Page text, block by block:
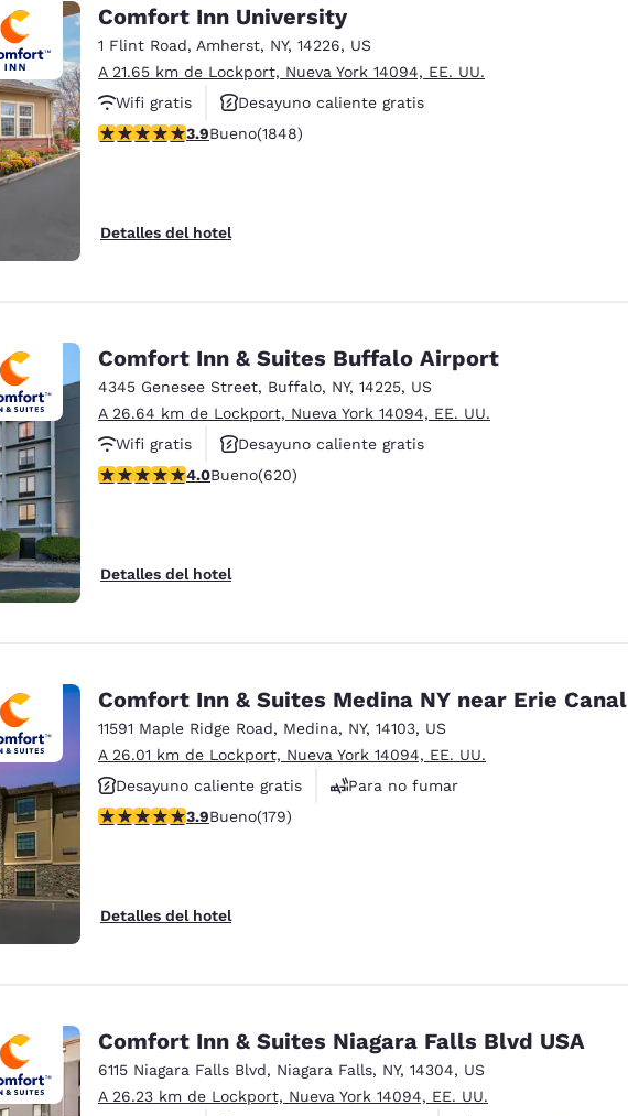
Français Español
Europa
Deutschland
Deutsch
Germany
English
Asia-Pacífico
Australia
English
India
English
Comfort Inn University
1 Flint Road, Amherst, NY, 14226, US
A 21.65 km de Lockport, Nueva York 14094, EE. UU.
Wifi gratis
Desayuno caliente gratis
Hoteles que aceptan mascotas
Calificación de 3.88 estrellas. Bueno. 1848 reseñas
3.9Bueno(1848)
Detalles del hotel
Comfort Inn & Suites Buffalo Airport
4345 Genesee Street, Buffalo, NY, 14225, US
A 26.64 km de Lockport, Nueva York 14094, EE. UU.
Wifi gratis
Desayuno caliente gratis
Hoteles que aceptan mascotas
Calificación de 3.96 estrellas. Bueno. 620 reseñas
4.0Bueno(620)
Detalles del hotel
Comfort Inn & Suites Medina NY near Erie Canal
11591 Maple Ridge Road, Medina, NY, 14103, US
A 26.01 km de Lockport, Nueva York 14094, EE. UU.
Desayuno caliente gratis
Para no fumar
Instalaciones deportivas
Calificación de 3.94 estrellas. Bueno. 179 reseñas
3.9Bueno(179)
Detalles del hotel
Comfort Inn & Suites Niagara Falls Blvd USA
6115 Niagara Falls Blvd, Niagara Falls, NY, 14304, US
A 26.23 km de Lockport, Nueva York 14094, EE. UU.